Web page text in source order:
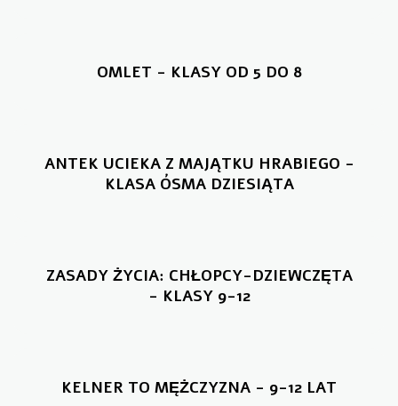
OMLET - KLASY OD 5 DO 8
ANTEK UCIEKA Z MAJĄTKU HRABIEGO -
KLASA ÓSMA DZIESIĄTA
ZASADY ŻYCIA: CHŁOPCY-DZIEWCZĘTA
- KLASY 9-12
KELNER TO MĘŻCZYZNA - 9-12 LAT